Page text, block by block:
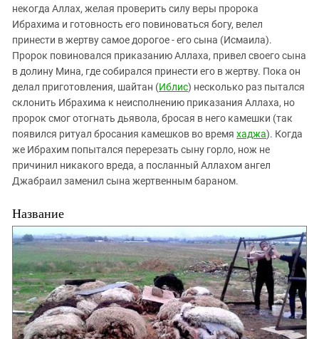
некогда Аллах, желая проверить силу веры пророка
Ибрахима и готовность его повиноваться богу, велел
принести в жертву самое дорогое - его сына (Исмаила).
Пророк повиновался приказанию Аллаха, привел своего сына
в долину Мина, где собирался принести его в жертву. Пока он
делал приготовления, шайтан (Иблис) несколько раз пытался
склонить Ибрахима к неисполнению приказания Аллаха, но
пророк смог отогнать дьявола, бросая в него камешки (так
появился ритуал бросания камешков во время хаджа). Когда
же Ибрахим попытался перерезать сыну горло, нож не
причинил никакого вреда, а посланный Аллахом ангел
Джабраил заменил сына жертвенным бараном.
Название